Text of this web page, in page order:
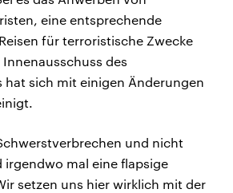
eine entsprechende
für terroristische Zwecke
des
hat sich mit einigen Änderungen
und nicht
irgendwo mal eine flapsige
setzen uns hier wirklich mit der